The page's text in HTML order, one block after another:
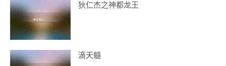
狄仁杰之神都龙王
滴天髓